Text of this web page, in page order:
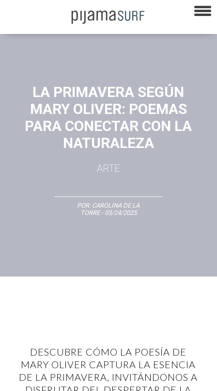
LA PRIMAVERA SEGÚN
MARY OLIVER: POEMAS
PARA CONECTAR CON LA
NATURALEZA
ARTE
POR: CAROLINA DE LA
TORRE- 03/24/2025
DESCUBRE CÓMO LA POESÍA DE
MARY OLIVER CAPTURA LA ESENCIA
DE LA PRIMAVERA, INVITÁNDONOS A